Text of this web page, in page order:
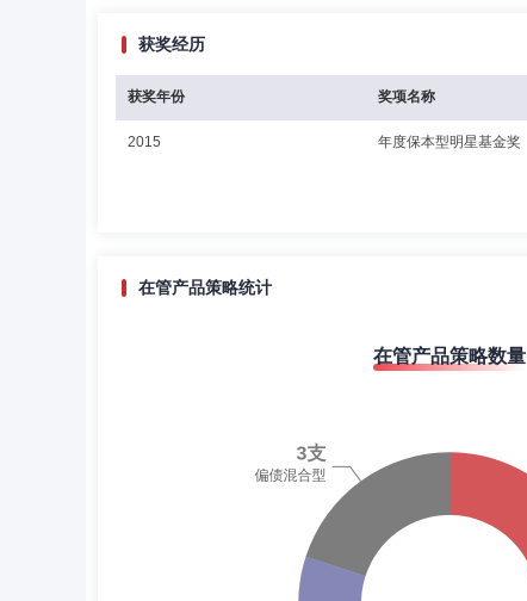
获奖经历
获奖年份 奖项名称
2015 年度保本型明星基金奖
在管产品策略统计
在管产品策略数量